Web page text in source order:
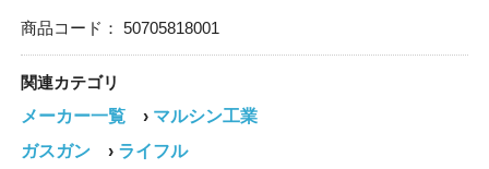
商品コード： 50705818001
関連カテゴリ
メーカー一覧
› マルシン工業
ガスガン
› ライフル